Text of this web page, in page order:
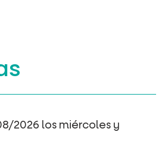
2026 los miércoles y